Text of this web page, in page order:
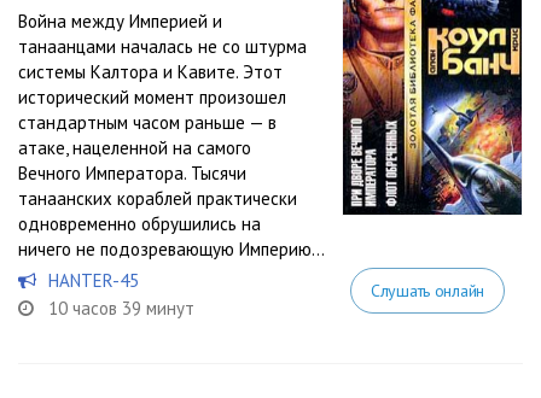
Война между Империей и
танаанцами началась не со штурма
системы Калтора и Кавите. Этот
исторический момент произошел
стандартным часом раньше — в
атаке, нацеленной на самого
Вечного Императора. Тысячи
танаанских кораблей практически
одновременно обрушились на
ничего не подозревающую Империю…
HANTER-45
10 часов 39 минут
Слушать онлайн